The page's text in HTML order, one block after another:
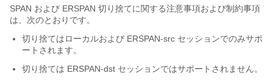
SPAN および ERSPAN 切り捨てに関する注意事項および制約事項
は、次のとおりです。
切り捨てはローカルおよび ERSPAN-src セッションでのみサポ
ートされます。
切り捨ては ERSPAN-dst セッションではサポートされません。